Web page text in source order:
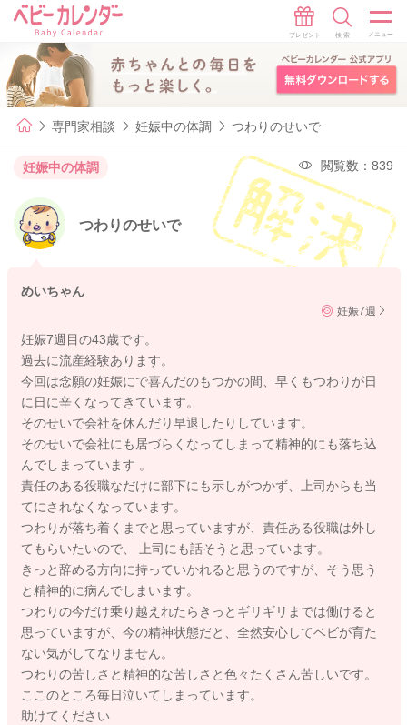
専門家相談 妊娠中の体調 つわりのせいで
妊娠中の体調 閲覧数：839
つわりのせいで
めいちゃん
妊娠7週
妊娠7週目の43歳です。
過去に流産経験あります。
今回は念願の妊娠にで喜んだのもつかの間、早くもつわりが日
に日に辛くなってきています。
そのせいで会社を休んだり早退したりしています。
そのせいで会社にも居づらくなってしまって精神的にも落ち込
んでしまっています 。
責任のある役職なだけに部下にも示しがつかず、上司からも当
てにされなくなっています。
つわりが落ち着くまでと思っていますが、責任ある役職は外し
てもらいたいので、 上司にも話そうと思っています。
きっと辞める方向に持っていかれると思うのですが、そう思う
と精神的に病んでしまいます。
つわりの今だけ乗り越えれたらきっとギリギリまでは働けると
思っていますが、今の精神状態だと、全然安心してベビが育た
ない気がしてなりません。
つわりの苦しさと精神的な苦しさと色々たくさん苦しいです。
ここのところ毎日泣いてしまっています。
助けてください